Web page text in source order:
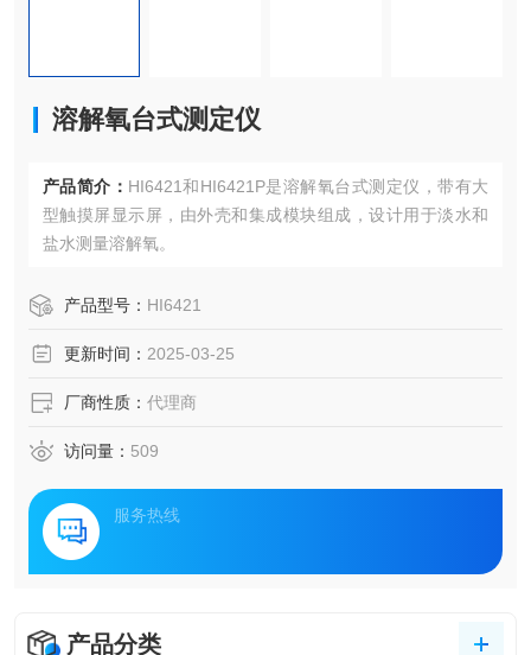
溶解氧台式测定仪
产品简介： HI6421和HI6421P是溶解氧台式测定仪，带有大
型触摸屏显示屏，由外壳和集成模块组成，设计用于淡水和
盐水测量溶解氧。
产品型号： HI6421
更新时间： 2025-03-25
厂商性质： 代理商
访问量： 509
服务热线
产品分类